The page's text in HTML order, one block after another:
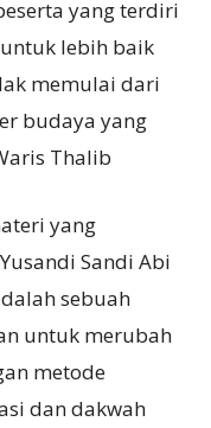
yang terdiri
lebih baik
memulai dari
budaya yang
Thalib
yang
Sandi Abi
sebuah
untuk merubah
metode
dan dakwah